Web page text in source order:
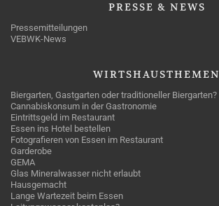
PRESSE & NEWS
Pressemitteilungen
VEBWK-News
WIRTSHAUSTHEMEN
Biergarten, Gastgarten oder traditioneller Biergarten?
Cannabiskonsum in der Gastronomie
Eintrittsgeld im Restaurant
Essen ins Hotel bestellen
Fotografieren von Essen im Restaurant
Garderobe
GEMA
Glas Mineralwasser nicht erlaubt
Hausgemacht
Lange Wartezeit beim Essen